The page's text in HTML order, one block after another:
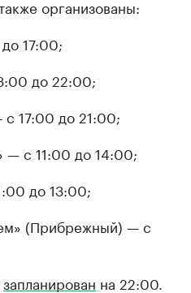
организованы:
17:00;
до 22:00;
17:00 до 21:00;
— с 11:00 до 14:00;
до 13:00;
(Прибрежный) — с
запланирован на 22:00.